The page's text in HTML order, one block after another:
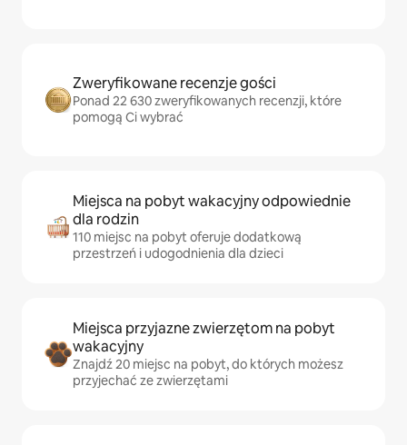
Zweryfikowane recenzje gości
Ponad 22 630 zweryfikowanych recenzji, które
pomogą Ci wybrać
Miejsca na pobyt wakacyjny odpowiednie
dla rodzin
110 miejsc na pobyt oferuje dodatkową
przestrzeń i udogodnienia dla dzieci
Miejsca przyjazne zwierzętom na pobyt
wakacyjny
Znajdź 20 miejsc na pobyt, do których możesz
przyjechać ze zwierzętami